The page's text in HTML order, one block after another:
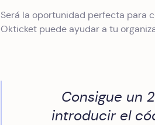
Será la oportunidad perfecta para
Okticket puede ayudar a tu
Consigue un
introducir el